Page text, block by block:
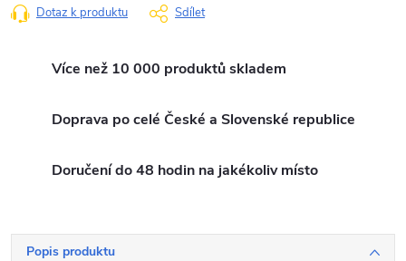
Dotaz k produktu Sdílet
Více než 10 000 produktů skladem
Doprava po celé České a Slovenské republice
Doručení do 48 hodin na jakékoliv místo
Popis produktu